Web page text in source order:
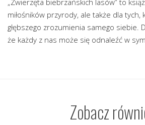
miłośników przyrody, ale także dla tych,
głębszego zrozumienia samego siebie.
że każdy z nas może się odnaleźć w
Zobacz